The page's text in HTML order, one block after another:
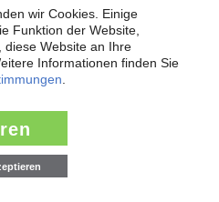
Neuigkeiten aus der
brandaktuell!